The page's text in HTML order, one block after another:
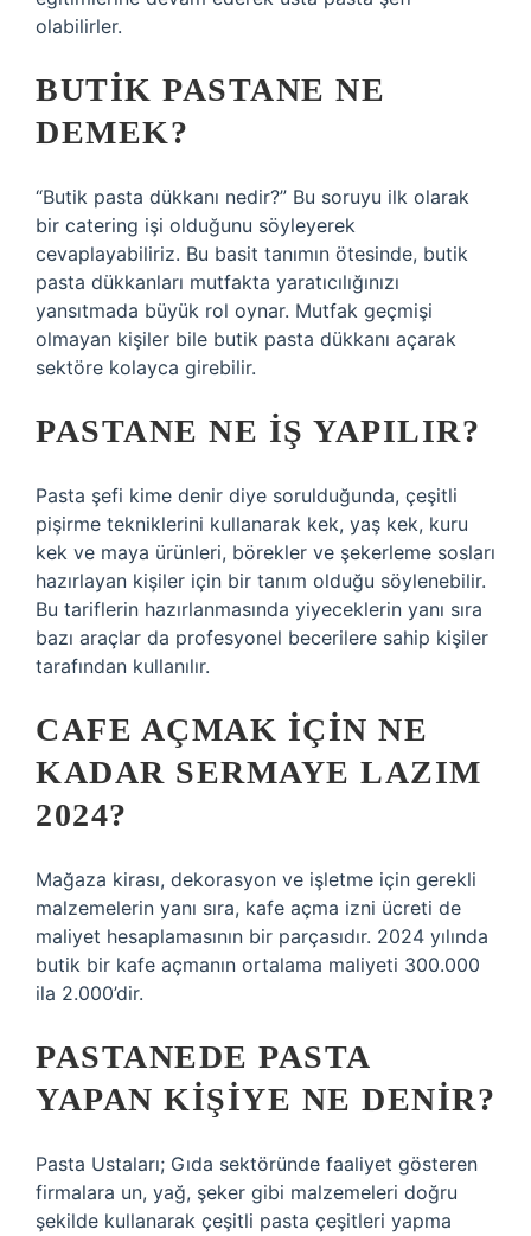
olabilirler.
BUTIK PASTANE NE
DEMEK?
“Butik pasta dükkanı nedir?” Bu soruyu ilk olarak
bir catering işi olduğunu söyleyerek
cevaplayabiliriz. Bu basit tanımın ötesinde, butik
pasta dükkanları mutfakta yaratıcılığınızı
yansıtmada büyük rol oynar. Mutfak geçmişi
olmayan kişiler bile butik pasta dükkanı açarak
sektöre kolayca girebilir.
PASTANE NE IŞ YAPILIR?
Pasta şefi kime denir diye sorulduğunda, çeşitli
pişirme tekniklerini kullanarak kek, yaş kek, kuru
kek ve maya ürünleri, börekler ve şekerleme sosları
hazırlayan kişiler için bir tanım olduğu söylenebilir.
Bu tariflerin hazırlanmasında yiyeceklerin yanı sıra
bazı araçlar da profesyonel becerilere sahip kişiler
tarafından kullanılır.
CAFE AÇMAK IÇIN NE
KADAR SERMAYE LAZIM
2024?
Mağaza kirası, dekorasyon ve işletme için gerekli
malzemelerin yanı sıra, kafe açma izni ücreti de
maliyet hesaplamasının bir parçasıdır. 2024 yılında
butik bir kafe açmanın ortalama maliyeti 300.000
ila 2.000’dir.
PASTANEDE PASTA
YAPAN KIŞIYE NE DENIR?
Pasta Ustaları; Gıda sektöründe faaliyet gösteren
firmalara un, yağ, şeker gibi malzemeleri doğru
şekilde kullanarak çeşitli pasta çeşitleri yapma